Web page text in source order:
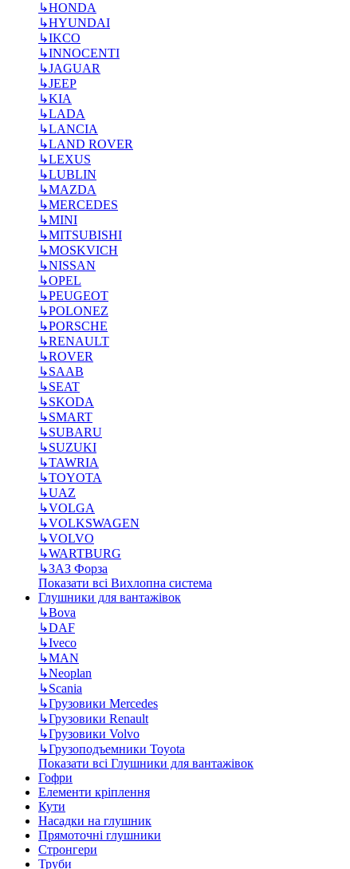
↳HONDA
↳HYUNDAI
↳IKCO
↳INNOCENTI
↳JAGUAR
↳JEEP
↳KIA
↳LADA
↳LANCIA
↳LAND ROVER
↳LEXUS
↳LUBLIN
↳MAZDA
↳MERCEDES
↳MINI
↳MITSUBISHI
↳MOSKVICH
↳NISSAN
↳OPEL
↳PEUGEOT
↳POLONEZ
↳PORSCHE
↳RENAULT
↳ROVER
↳SAAB
↳SEAT
↳SKODA
↳SMART
↳SUBARU
↳SUZUKI
↳TAWRIA
↳TOYOTA
↳UAZ
↳VOLGA
↳VOLKSWAGEN
↳VOLVO
↳WARTBURG
↳ЗАЗ Форза
Показати всі Вихлопна система
Глушники для вантажівок
↳Bova
↳DAF
↳Iveco
↳MAN
↳Neoplan
↳Scania
↳Грузовики Mercedes
↳Грузовики Renault
↳Грузовики Volvo
↳Грузоподъемники Toyota
Показати всі Глушники для вантажівок
Гофри
Елементи кріплення
Кути
Насадки на глушник
Прямоточні глушники
Стронгери
Труби